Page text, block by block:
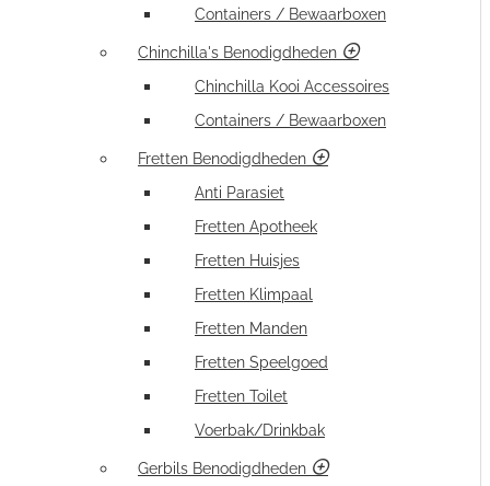
Containers / Bewaarboxen
Chinchilla's Benodigdheden
Chinchilla Kooi Accessoires
Containers / Bewaarboxen
Fretten Benodigdheden
Anti Parasiet
Fretten Apotheek
Fretten Huisjes
Fretten Klimpaal
Fretten Manden
Fretten Speelgoed
Fretten Toilet
Voerbak/Drinkbak
Gerbils Benodigdheden